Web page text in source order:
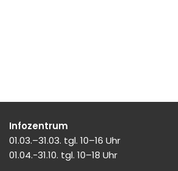
Infozentrum
01.03.–31.03. tgl. 10–16 Uhr
01.04.-31.10. tgl. 10–18 Uhr